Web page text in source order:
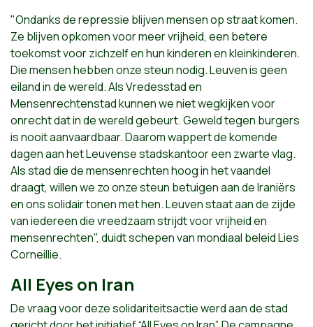
"Ondanks de repressie blijven mensen op straat komen.
Ze blijven opkomen voor meer vrijheid, een betere
toekomst voor zichzelf en hun kinderen en kleinkinderen.
Die mensen hebben onze steun nodig. Leuven is geen
eiland in de wereld. Als Vredesstad en
Mensenrechtenstad kunnen we niet wegkijken voor
onrecht dat in de wereld gebeurt. Geweld tegen burgers
is nooit aanvaardbaar. Daarom wappert de komende
dagen aan het Leuvense stadskantoor een zwarte vlag.
Als stad die de mensenrechten hoog in het vaandel
draagt, willen we zo onze steun betuigen aan de Iraniërs
en ons solidair tonen met hen. Leuven staat aan de zijde
van iedereen die vreedzaam strijdt voor vrijheid en
mensenrechten", duidt schepen van mondiaal beleid Lies
Corneillie. ​
All Eyes on Iran
De vraag voor deze solidariteitsactie werd aan de stad